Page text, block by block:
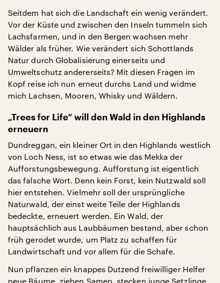
Seitdem hat sich die Landschaft ein wenig verändert.
Vor der Küste und zwischen den Inseln tummeln sich
Lachsfarmen, und in den Bergen wachsen mehr
Wälder als früher. Wie verändert sich Schottlands
Natur durch Globalisierung einerseits und
Umweltschutz andererseits? Mit diesen Fragen im
Kopf reise ich nun erneut durchs Land und widme
mich Lachsen, Mooren, Whisky und Wäldern.
„Trees for Life“ will den Wald in den Highlands
erneuern
Dundreggan, ein kleiner Ort in den Highlands westlich
von Loch Ness, ist so etwas wie das Mekka der
Aufforstungsbewegung. Aufforstung ist eigentlich
das falsche Wort. Denn kein Forst, kein Nutzwald soll
hier entstehen. Vielmehr soll der ursprüngliche
Naturwald, der einst weite Teile der Highlands
bedeckte, erneuert werden. Ein Wald, der
hauptsächlich aus Laubbäumen bestand, aber schon
früh gerodet wurde, um Platz zu schaffen für
Landwirtschaft und vor allem für die Schafe.
Nun pflanzen ein knappes Dutzend freiwilliger Helfer
neue Bäume, ziehen Samen, stecken junge Setzlinge